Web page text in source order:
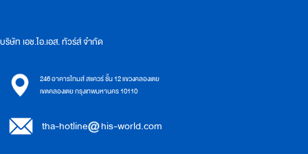
บริษัท เอช.ไอ.เอส. ทัวร์ส์ จำกัด
246 อาคารไทมส์ สแควร์ ชั้น 12 แขวงคลองเตย
เขตคลองเตย กรุงเทพมหานคร 10110
tha-hotline his-world.com